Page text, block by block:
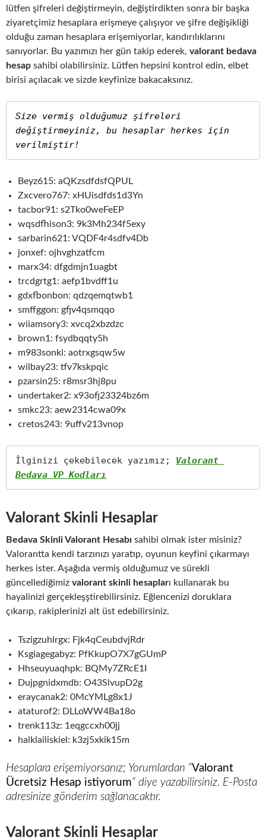
lütfen şifreleri değiştirmeyin, değiştirdikten sonra bir başka
ziyaretçimiz hesaplara erişmeye çalışıyor ve şifre değişikliği
olduğu zaman hesaplara erişemiyorlar, kandırılıklarını
sanıyorlar. Bu yazımızı her gün takip ederek, valorant bedava
hesap sahibi olabilirsiniz. Lütfen hepsini kontrol edin, elbet
birisi açılacak ve sizde keyfinize bakacaksınız.
Size vermiş olduğumuz şifreleri
değiştirmeyiniz, bu hesaplar herkes için
verilmiştir!
Beyz615: aQKzsdfdsfQPUL
Zxcvero767: xHUisdfds1d3Yn
tacbor91: s2Tko0weFeEP
wqsdfhison3: 9k3Mh234f5exy
sarbarin621: VQDF4r4sdfv4Db
jonxef: ojhvghzatfcm
marx34: dfgdmjn1uagbt
trcdgrtg1: aefp1bvdff1u
gdxfbonbon: qdzqemqtwb1
smffggon: gfjv4qsmqqo
wiiamsory3: xvcq2xbzdzc
brown1: fsydbqqty5h
m983sonki: aotrxgsqw5w
wilbay23: tfv7kskpqic
pzarsin25: r8msr3hj8pu
undertaker2: x93ofj23324bz6m
smkc23: aew2314cwa09x
cretos243: 9uffv213vnop
İlginizi çekebilecek yazımız; Valorant
Bedava VP Kodları
Valorant Skinli Hesaplar
Bedava Skinli Valorant Hesabı sahibi olmak ister misiniz?
Valorantta kendi tarzınızı yaratıp, oyunun keyfini çıkarmayı
herkes ister. Aşağıda vermiş olduğumuz ve sürekli
güncellediğimiz valorant skinli hesapları kullanarak bu
hayalinizi gerçekleşştirebilirsiniz. Eğlencenizi doruklara
çıkarıp, rakiplerinizi alt üst edebilirsiniz.
Tszigzuhlrgx: Fjk4qCeubdvjRdr
Ksgiagegabyz: PfKkupO7X7gGUmP
Hhseuyuaqhpk: BQMy7ZRcE1I
Dujpgnidxmdb: O43SlvupD2g
eraycanak2: 0McYMLg8x1J
ataturof2: DLLoWW4Ba18o
trenk113z: 1eqgccxh00jj
halklailiskiel: k3zj5xkik15m
Hesaplara erişemiyorsanız; Yorumlardan “Valorant
Ücretsiz Hesap istiyorum“ diye yazabilirsiniz. E-Posta
adresinize gönderim sağlanacaktır.
Valorant Skinli Hesaplar